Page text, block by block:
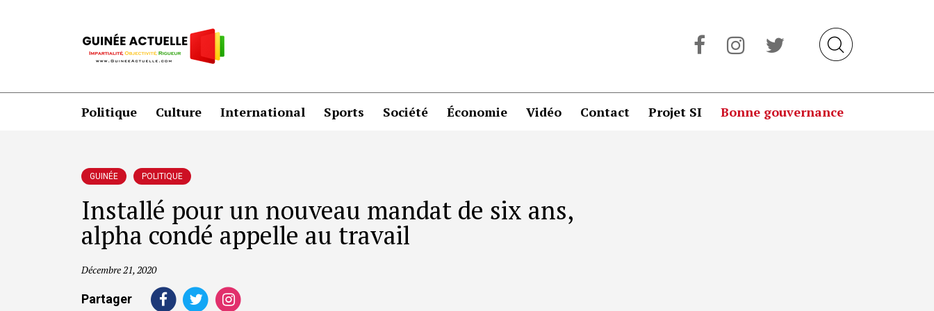
Politique Culture International Sports Société Économie Vidéo Contact Projet SI Bonne gouvernance
GUINÉE POLITIQUE
Installé pour un nouveau mandat de six ans,
alpha condé appelle au travail
Décembre 21, 2020
Partager